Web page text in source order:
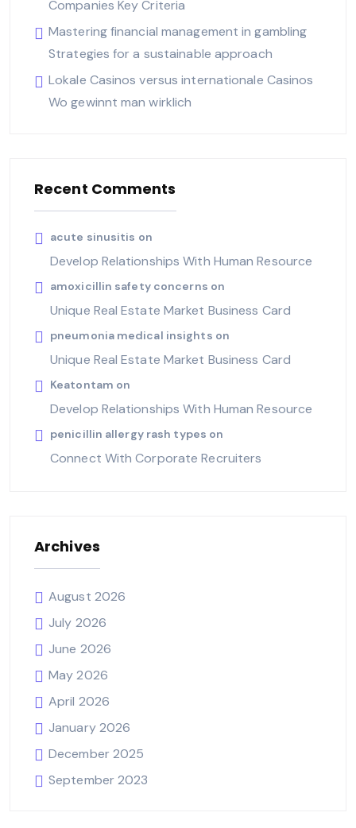
Companies Key Criteria
Mastering financial management in gambling
Strategies for a sustainable approach
Lokale Casinos versus internationale Casinos
Wo gewinnt man wirklich
Recent Comments
acute sinusitis on
Develop Relationships With Human Resource
amoxicillin safety concerns on
Unique Real Estate Market Business Card
pneumonia medical insights on
Unique Real Estate Market Business Card
Keatontam on
Develop Relationships With Human Resource
penicillin allergy rash types on
Connect With Corporate Recruiters
Archives
August 2026
July 2026
June 2026
May 2026
April 2026
January 2026
December 2025
September 2023